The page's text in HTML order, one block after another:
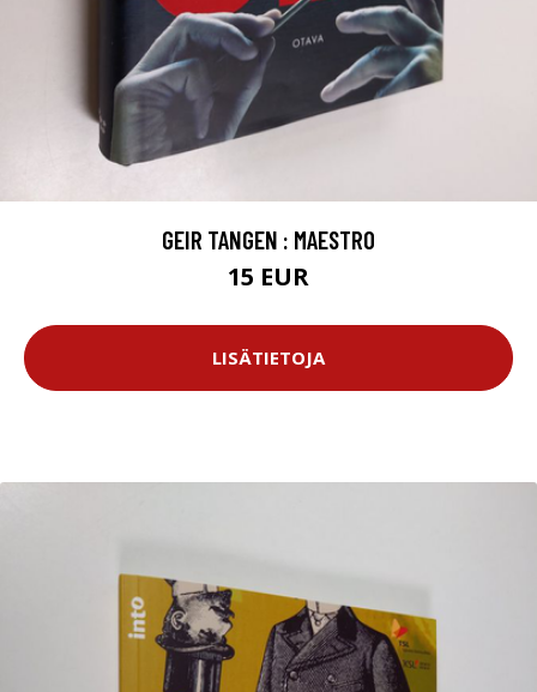
GEIR TANGEN : MAESTRO
15 EUR
LISÄTIETOJA